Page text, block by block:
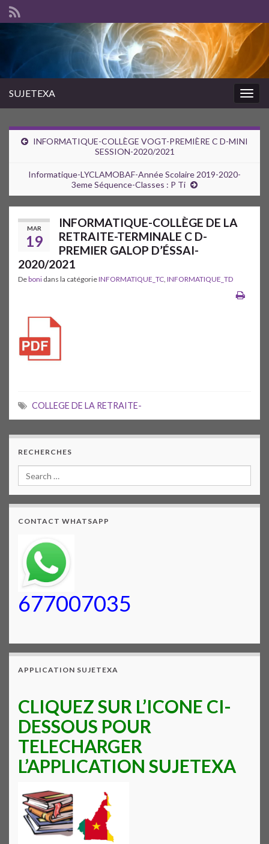
SUJETEXA
INFORMATIQUE-COLLÈGE VOGT-PREMIÈRE C D-MINI
SESSION-2020/2021
Informatique-LYCLAMOBAF-Année Scolaire 2019-2020-
3eme Séquence-Classes : P Ti
MAR
19
INFORMATIQUE-COLLÈGE DE LA
RETRAITE-TERMINALE C D-
PREMIER GALOP D’ÉSSAI-
2020/2021
Deboni dans la catégorieINFORMATIQUE_TC, INFORMATIQUE_TD
COLLEGE DE LA RETRAITE-
RECHERCHES
CONTACT WHATSAPP
677007035
APPLICATION SUJETEXA
CLIQUEZ SUR L’ICONE CI-
DESSOUS POUR
TELECHARGER
L’APPLICATION SUJETEXA